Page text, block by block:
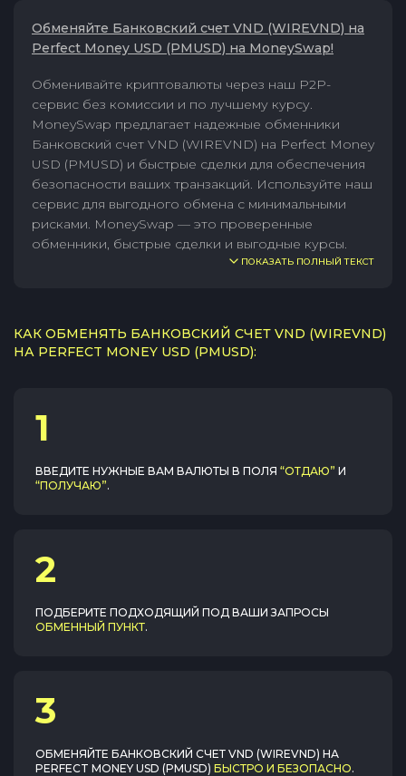
Обменяйте Банковский счет VND (WIREVND) на
Perfect Money USD (PMUSD) на MoneySwap!
Обменивайте криптовалюты через наш P2P-
сервис без комиссии и по лучшему курсу.
MoneySwap предлагает надежные обменники
Банковский счет VND (WIREVND) на Perfect Money
USD (PMUSD) и быстрые сделки для обеспечения
безопасности ваших транзакций. Используйте наш
сервис для выгодного обмена с минимальными
рисками. MoneySwap — это проверенные
обменники, быстрые сделки и выгодные курсы.
ПОКАЗАТЬ ПОЛНЫЙ ТЕКСТ
КАК ОБМЕНЯТЬ БАНКОВСКИЙ СЧЕТ VND (WIREVND)
НА PERFECT MONEY USD (PMUSD):
1
ВВЕДИТЕ НУЖНЫЕ ВАМ ВАЛЮТЫ В ПОЛЯ “ОТДАЮ” И
“ПОЛУЧАЮ”.
2
ПОДБЕРИТЕ ПОДХОДЯЩИЙ ПОД ВАШИ ЗАПРОСЫ
ОБМЕННЫЙ ПУНКТ.
3
ОБМЕНЯЙТЕ БАНКОВСКИЙ СЧЕТ VND (WIREVND) НА
PERFECT MONEY USD (PMUSD) БЫСТРО И БЕЗОПАСНО.